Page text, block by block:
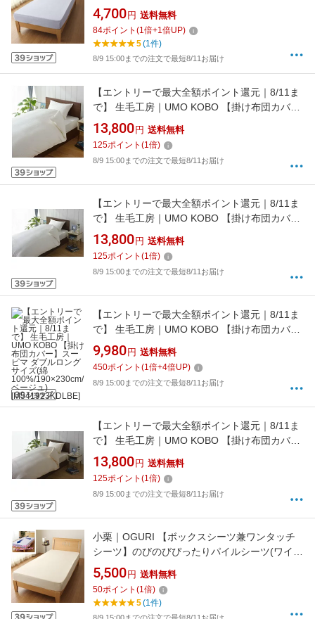
ダブル/クイーン/キングサイズ兼用/サックス)
4,700 円 送料無料
84ポイント (1倍+1倍UP)
5(1件)
8/9 15:00までの注文で最短8/11お届け
【エントリーで最大全額ポイント還元｜8/11ま
で】 生毛工房｜UMO KOBO 【掛け布団カバ
ー】サテンストライプ ダブルロングサイズ(綿
100%/190×230cm/ホワイト)
13,800 円 送料無料
125ポイント (1倍)
8/9 15:00までの注文で最短8/11お届け
【エントリーで最大全額ポイント還元｜8/11ま
で】 生毛工房｜UMO KOBO 【掛け布団カバ
ー】80サテン ダブルロングサイズ(綿
100%/190×230cm/ホワイト)[UMK13KDLWH]
13,800 円 送料無料
125ポイント (1倍)
8/9 15:00までの注文で最短8/11お届け
【エントリーで最大全額ポイント還元｜8/11ま
で】 生毛工房｜UMO KOBO 【掛け布団カバ
ー】スーピマ ダブルロングサイズ(綿
100%/190×230cm/ベージュ)[M541923KDLBE]
9,980 円 送料無料
450ポイント (1倍+4倍UP)
8/9 15:00までの注文で最短8/11お届け
【エントリーで最大全額ポイント還元｜8/11ま
で】 生毛工房｜UMO KOBO 【掛け布団カバ
ー】80サテン ダブルロングサイズ(綿
100%/190×230cm/ピンク)[UMK13KDLPI]
13,800 円 送料無料
125ポイント (1倍)
8/9 15:00までの注文で最短8/11お届け
小栗｜OGURI 【ボックスシーツ兼ワンタッチ
シーツ】のびのびぴったりパイルシーツ(ワイド
ダブル/クイーン/キングサイズ兼用/アイボリー)
5,500 円 送料無料
50ポイント (1倍)
5(1件)